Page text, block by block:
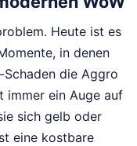
Heute ist es
in denen
die Aggro
immer ein Auge auf
sich gelb oder
eine kostbare